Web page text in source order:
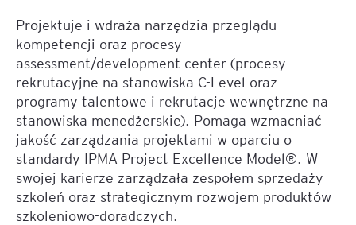
Projektuje i wdraża narzędzia przeglądu
kompetencji oraz procesy
assessment/development center (procesy
rekrutacyjne na stanowiska C-Level oraz
programy talentowe i rekrutacje wewnętrzne na
stanowiska menedżerskie). Pomaga wzmacniać
jakość zarządzania projektami w oparciu o
standardy IPMA Project Excellence Model®. W
swojej karierze zarządzała zespołem sprzedaży
szkoleń oraz strategicznym rozwojem produktów
szkoleniowo-doradczych.